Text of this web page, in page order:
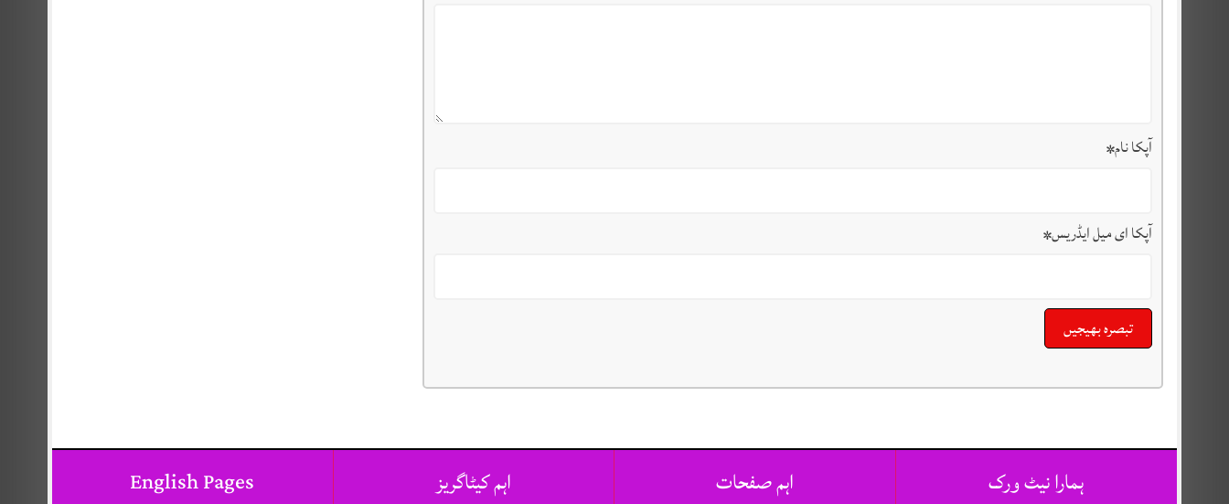
آپکا نام*
آپکا ای میل ایڈریس*
English Pages اہم کیٹاگریز اہم صفحات ہمارا نیٹ ورک